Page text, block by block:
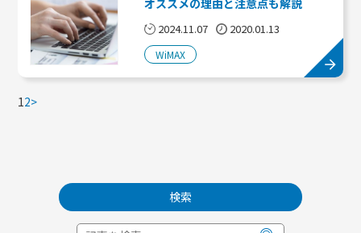
オススメの理由と注意点も解説
2024.11.07 2020.01.13
WiMAX
12>
検索